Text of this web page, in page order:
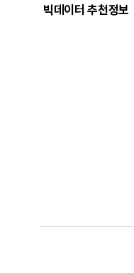
빅데이터 추천정보